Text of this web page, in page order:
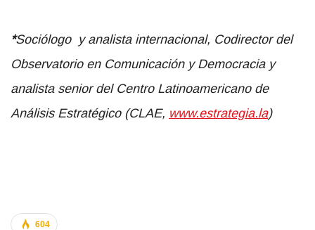
*Sociólogo y analista internacional, Codirector del
Observatorio en Comunicación y Democracia y
analista senior del Centro Latinoamericano de
Análisis Estratégico (CLAE, www.estrategia.la)
604